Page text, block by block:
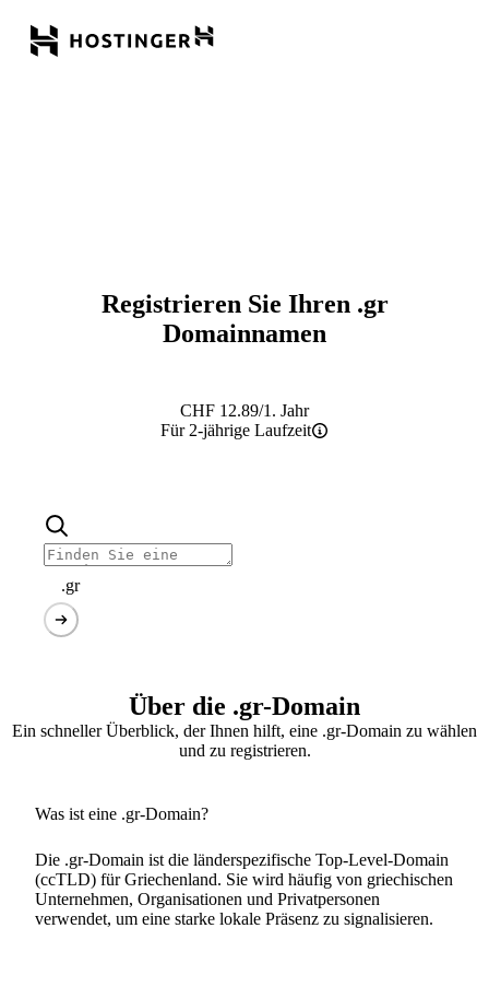
Registrieren Sie Ihren .gr
Domainnamen
CHF 12.89/1. Jahr
Für 2-jährige Laufzeit
.gr
Über die .gr-Domain
Ein schneller Überblick, der Ihnen hilft, eine .gr-Domain zu wählen
und zu registrieren.
Was ist eine .gr-Domain?
Die .gr-Domain ist die länderspezifische Top-Level-Domain
(ccTLD) für Griechenland. Sie wird häufig von griechischen
Unternehmen, Organisationen und Privatpersonen
verwendet, um eine starke lokale Präsenz zu signalisieren.